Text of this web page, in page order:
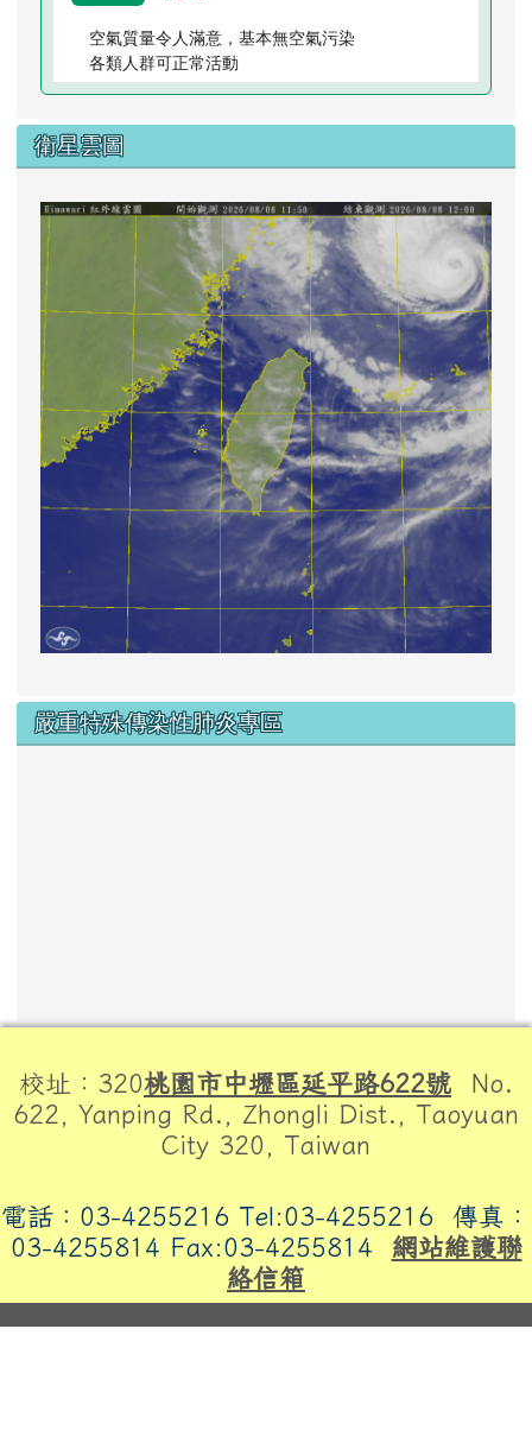
空氣質量令人滿意，基本無空氣污染
各類人群可正常活動
衛星雲圖
link
嚴重特殊傳染性肺炎專區
校址：320桃園市中壢區延平路622號 No.
622, Yanping Rd., Zhongli Dist., Taoyuan
City 320, Taiwan
電話：03-4255216 Tel:03-4255216 傳真：
03-4255814 Fax:03-4255814 網站維護聯
絡信箱